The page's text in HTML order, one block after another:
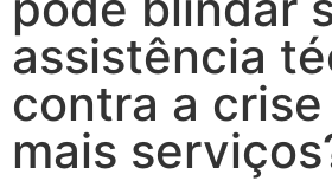
assistência
contra a
mais